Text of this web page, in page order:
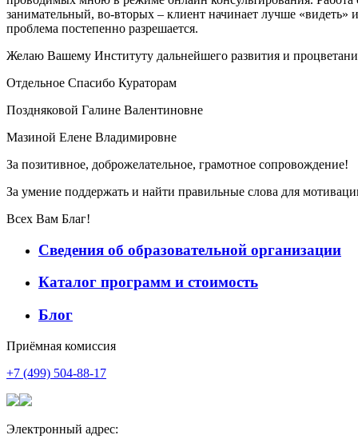
занимательный, во-вторых – клиент начинает лучше «видеть»
проблема постепенно разрешается.
Желаю Вашему Институту дальнейшего развития и
Отдельное Спасибо Кураторам
Поздняковой Галине Валентиновне
Мазиной Елене Владимировне
За позитивное, доброжелательное, грамотное сопровождение!
За умение поддержать и найти правильные слова для
Всех Вам Благ!
Сведения об образовательной организации
Каталог программ и стоимость
Блог
Приёмная комиссия
+7 (499) 504-88-17
Электронный адрес: